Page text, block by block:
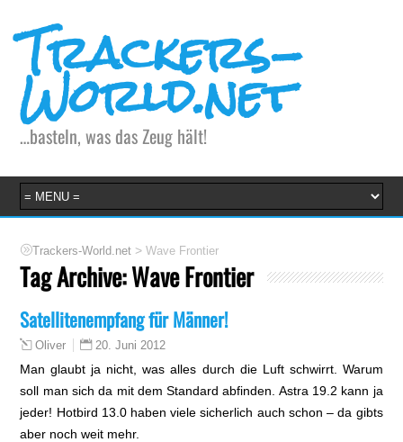
Trackers-
World.net
…basteln, was das Zeug hält!
Trackers-World.net >Wave Frontier
Tag Archive:Wave Frontier
Satellitenempfang für Männer!
Oliver 20. Juni 2012
Man glaubt ja nicht, was alles durch die Luft schwirrt. Warum
soll man sich da mit dem Standard abfinden. Astra 19.2 kann ja
jeder! Hotbird 13.0 haben viele sicherlich auch schon – da gibts
aber noch weit mehr.